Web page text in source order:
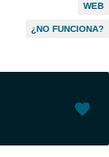
WEB
¿NO FUNCIONA?